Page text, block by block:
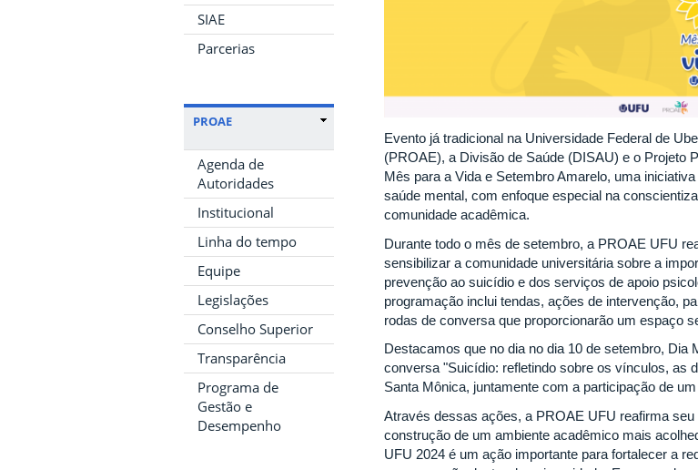
SIAE
Parcerias
PROAE
Agenda de
Autoridades
Institucional
Linha do tempo
Equipe
Legislações
Conselho Superior
Transparência
Programa de
Gestão e
Desempenho
Evento já tradicional na Universidade Federal de
(PROAE), a Divisão de Saúde (DISAU) e o Projeto
Mês para a Vida e Setembro Amarelo, uma
saúde mental, com enfoque especial na
comunidade acadêmica.
Durante todo o mês de setembro, a PROAE UFU
sensibilizar a comunidade universitária sobre a
prevenção ao suicídio e dos serviços de apoio
programação inclui tendas, ações de intervenção,
rodas de conversa que proporcionarão um espaço
Destacamos que no dia no dia 10 de setembro,
conversa "Suicídio: refletindo sobre os vínculos, as
Santa Mônica, juntamente com a participação de
Através dessas ações, a PROAE UFU reafirma
construção de um ambiente acadêmico mais
UFU 2024 é um ação importante para fortalecer a